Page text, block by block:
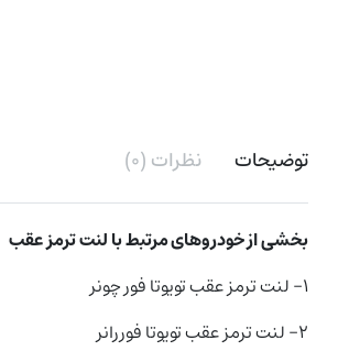
توضیحات نظرات (۰)
بخشی از خودروهای مرتبط بالنت ترمز عقب
۱- لنت ترمز عقب تویوتا فور چونر
۲- لنت ترمز عقب تویوتا فوررانر